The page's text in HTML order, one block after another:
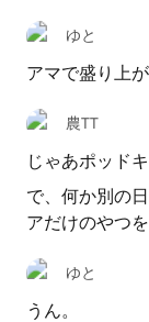
ゆと
アマで盛り上が
農TT
じゃあポッド
で、何か別の
アだけのやつ
ゆと
うん。